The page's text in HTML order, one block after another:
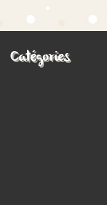
Catégories